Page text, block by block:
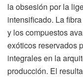
la obsesión por la
intensificado. La
y los compuestos
exóticos reservados
integrales en la
producción. El